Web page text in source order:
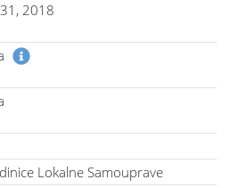
2018
Lokalne Samouprave